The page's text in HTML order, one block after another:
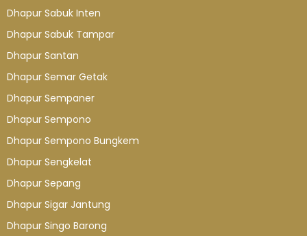
Dhapur Sabuk Inten
Dhapur Sabuk Tampar
Dhapur Santan
Dhapur Semar Getak
Dhapur Sempaner
Dhapur Sempono
Dhapur Sempono Bungkem
Dhapur Sengkelat
Dhapur Sepang
Dhapur Sigar Jantung
Dhapur Singo Barong